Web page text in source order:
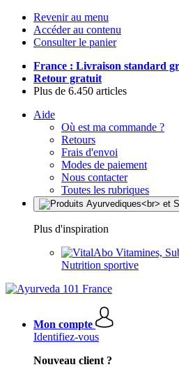
Revenir au menu
Accéder au contenu
Consulter le panier
France : Livraison standard
Retour gratuit
Plus de 6.450 articles
Aide
Où est ma commande ?
Retours
Frais d'envoi
Modes de paiement
Nous contacter
Toutes les rubriques
Plus d'inspiration
Vitamines,
Nutrition sportive
Mon compte
Identifiez-vous
Nouveau client ?